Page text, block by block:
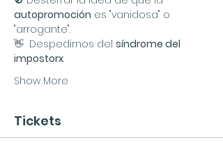
autopromoción es "vanidosa" o
"arrogante".
👋  Despedirnos del síndrome del
impostorx.
Show More
Tickets